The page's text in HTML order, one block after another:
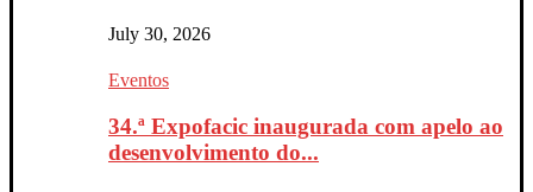
July 30, 2026
Eventos
34.ª Expofacic inaugurada com apelo ao
desenvolvimento do...